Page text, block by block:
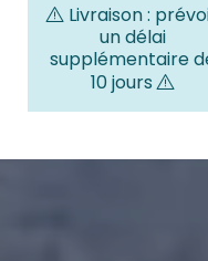
Livraison :
un délai
supplémentaire
10 jours